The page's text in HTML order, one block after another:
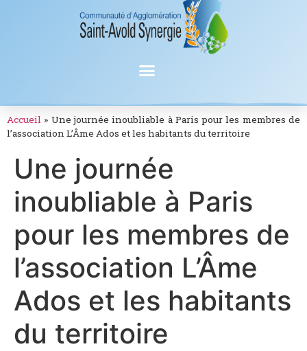
Accueil » Une journée inoubliable à Paris pour les membres de
l’association L’Âme Ados et les habitants du territoire
Une journée
inoubliable à Paris
pour les membres de
l’association L’Âme
Ados et les habitants
du territoire